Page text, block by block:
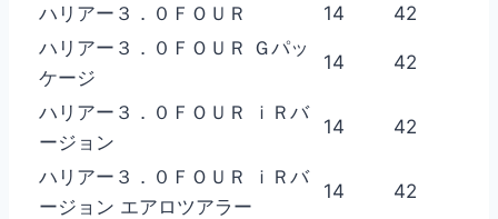
ハリアー３．０ＦＯＵＲ 14
42
ハリアー３．０ＦＯＵＲ Ｇパッ
ケージ
14 42
ハリアー３．０ＦＯＵＲ ｉＲバ
ージョン
14 42
ハリアー３．０ＦＯＵＲ ｉＲバ
ージョン エアロツアラー
14 42